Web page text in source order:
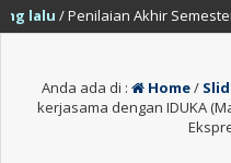
/ Penilaian Akhir Semester
Anda ada di : Home/
kerjasama dengan IDUKA